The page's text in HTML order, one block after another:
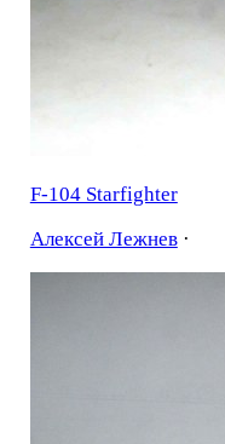
F-104 Starfighter
Алексей Лежнев·